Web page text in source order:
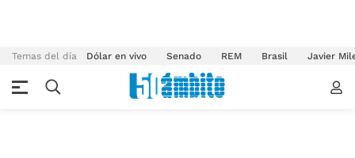
Temas del día Dólar en vivo Senado REM Brasil Javier